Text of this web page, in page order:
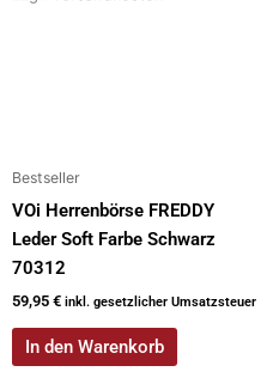
Bestseller
VOi Herrenbörse FREDDY
Leder Soft Farbe Schwarz
70312
59,95 € inkl. gesetzlicher Umsatzsteuer
In den Warenkorb